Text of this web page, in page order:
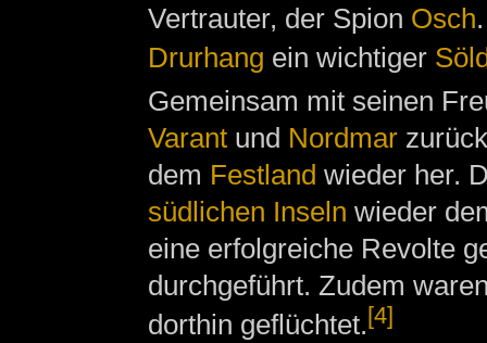
Vertrauter, der Spion Osch
Drurhang ein wichtiger
Gemeinsam mit seinen
Varantund Nordmar
dem Festland wieder her.
südlichen Inseln wieder
eine erfolgreiche Revolte
durchgeführt. Zudem
dorthin geflüchtet. [4]